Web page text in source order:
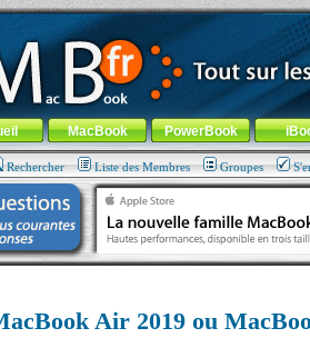
Apple... 100% nomade !
Aller au menu général-Aller au menu de
MacBook PowerBook
Rechercher Liste des Membres Groupes
Air 2019 ou